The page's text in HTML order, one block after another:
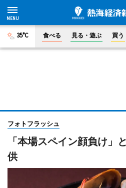
35°C 食べる 見る・遊ぶ 買う
フォトフラッシュ
「本場スペイン顔負け」
供